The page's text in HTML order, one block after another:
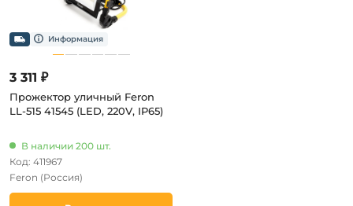
3 311 ₽
Прожектор уличный Feron
LL-515 41545 (LED, 220V, IP65)
В наличии 200 шт.
Код: 411967
Feron (Россия)